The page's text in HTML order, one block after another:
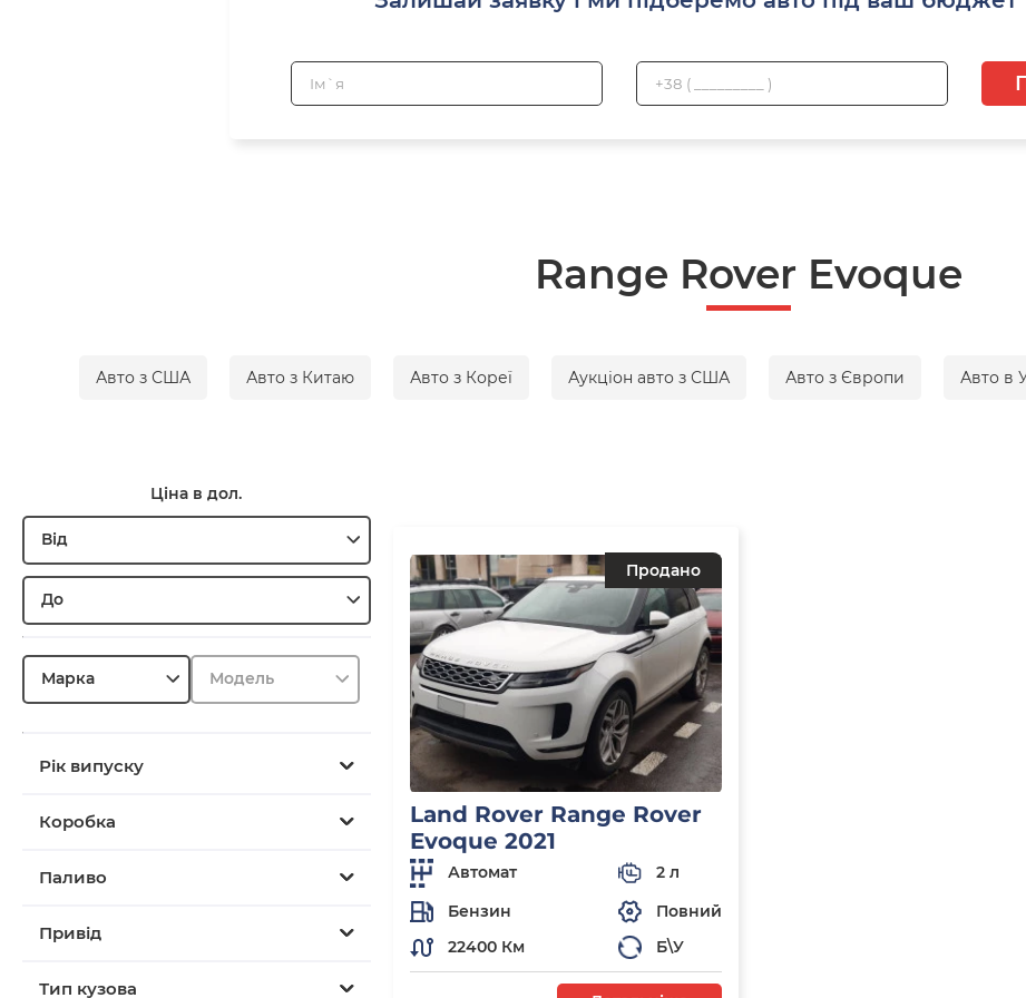
Range Rover Evoque
Авто з США Авто з Китаю Авто з Кореї Аукціон авто з США Авто з Європи Авто в
Ціна в дол.
Від
До
Марка Модель
Рік випуску
Коробка
Паливо
Привід
Тип кузова
Продано
Land Rover Range Rover
Evoque 2021
Автомат
2 л
Бензин
Повний
22400 Км
Б\У